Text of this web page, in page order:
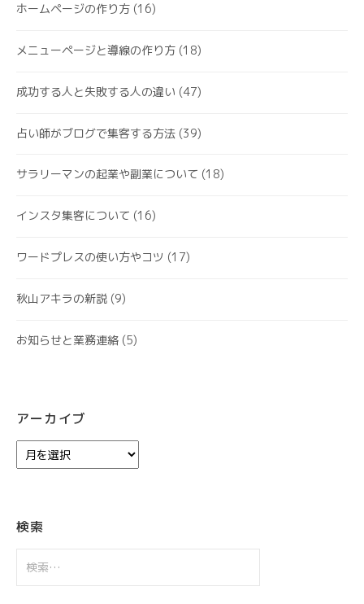
ホームページの作り方 (16)
メニューページと導線の作り方 (18)
成功する人と失敗する人の違い (47)
占い師がブログで集客する方法 (39)
サラリーマンの起業や副業について (18)
インスタ集客について (16)
ワードプレスの使い方やコツ (17)
秋山アキラの新説 (9)
お知らせと業務連絡 (5)
アーカイブ
ー
ブ
検索
索: